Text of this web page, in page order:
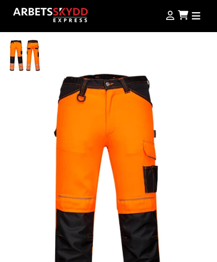
Produkter
Kampanjer
NordWear
Se alla produkter
Jobba hos oss